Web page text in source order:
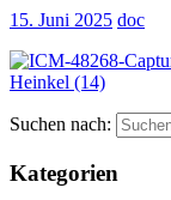
15. Juni 2025 doc
Suchen nach:
Kategorien